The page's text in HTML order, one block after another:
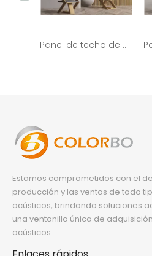
Panel de techo de pared de tablones de madera acanalada con panel acústico de fibra de poliéster
Estamos comprometidos con el
producción y las ventas de todo
acústicos, brindando soluciones
una ventanilla única de
acústicos.